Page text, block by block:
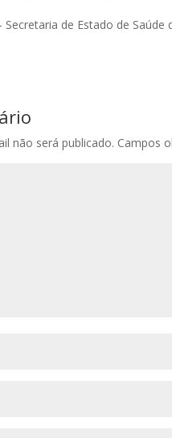
Secretaria de Estado de Saúde
não será publicado. Campos